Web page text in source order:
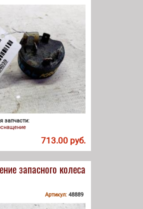
запчасти:
713.00 руб.
запасного колеса
Артикул: 48889